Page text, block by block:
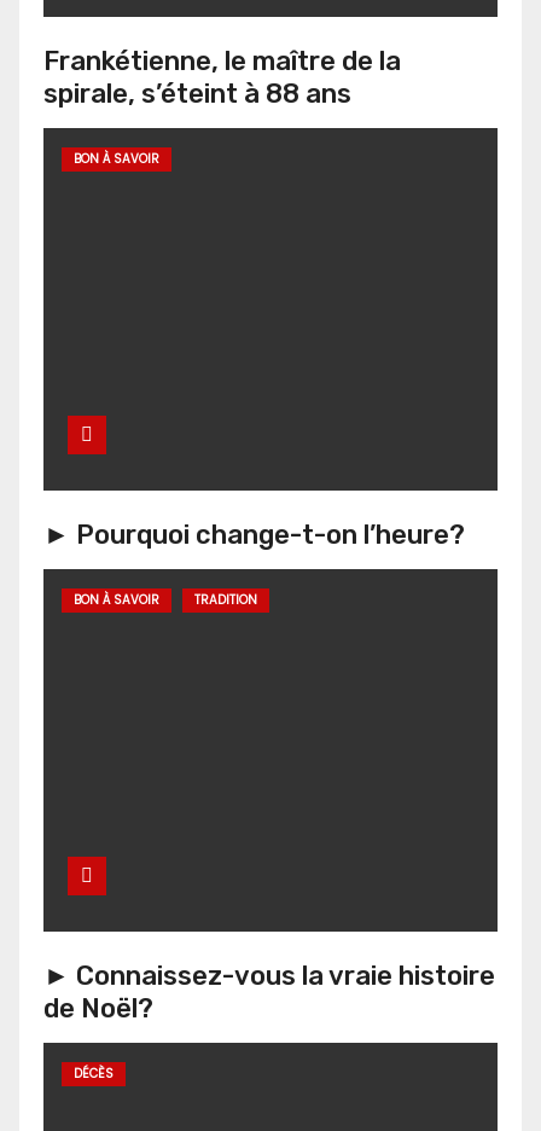
Frankétienne, le maître de la
spirale, s’éteint à 88 ans
BON À SAVOIR
► Pourquoi change-t-on l’heure?
BON À SAVOIR TRADITION
► Connaissez-vous la vraie histoire
de Noël?
DÉCÈS